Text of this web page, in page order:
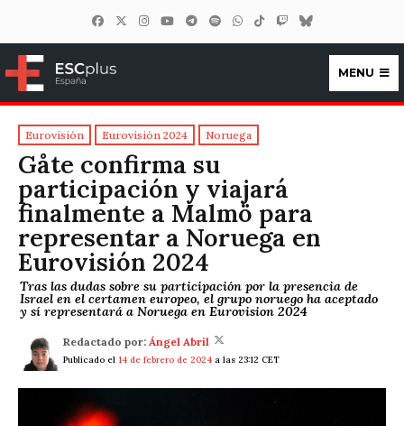
ESCplus España
MENU
Eurovisión Eurovisión 2024 Noruega
Gåte confirma su
participación y viajará
finalmente a Malmö para
representar a Noruega en
Eurovisión 2024
Tras las dudas sobre su participación por la presencia de
Israel en el certamen europeo, el grupo noruego ha aceptado
y sí representará a Noruega en Eurovision 2024
Redactado por: Ángel Abril
Publicado el 14 de febrero de 2024 a las 23:12 CET